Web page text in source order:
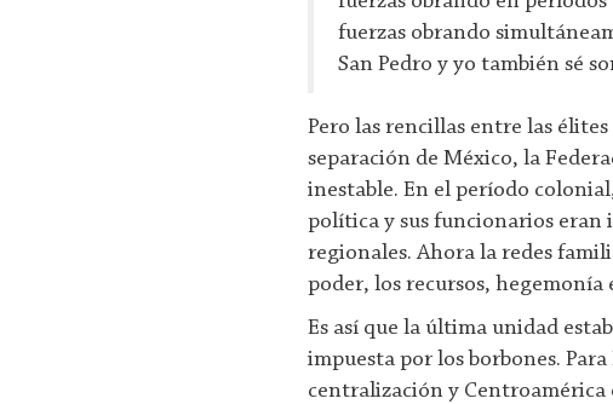
fuerzas obrando
San Pedro y yo también sé
Pero las rencillas entre las
separación de México, la
inestable. En el período
política y sus funcionarios eran
regionales. Ahora la redes
poder, los recursos, hegemonía
Es así que la última unidad
impuesta por los borbones.
centralización y Centroamérica